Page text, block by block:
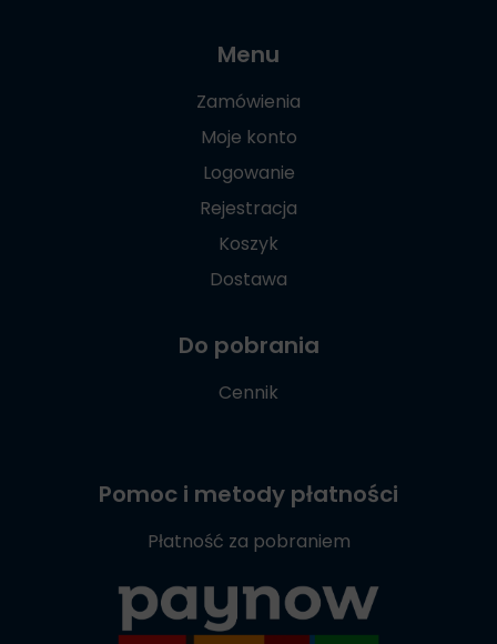
Menu
Zamówienia
Moje konto
Logowanie
Rejestracja
Koszyk
Dostawa
Do pobrania
Cennik
Pomoc i metody płatności
Płatność za pobraniem